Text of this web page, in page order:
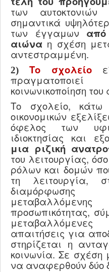
των
σημαντικά
των έγγαμων
αιώναη σχέση
αντεστραμμένη.
2) Το σχολείο
κοινωνικοποίηση του
Το σχολείο,
οικονομικών
όφελος των
ιδιοκτησίας και
μια ριζική
του λειτουργίας,
ρόλων και δομών
τη λειτουργία,
προσωπικότητας,
απαιτήσεις για
στηρίζεται η
κοινωνία.Σε σχέση
να αναφερθούν δύο